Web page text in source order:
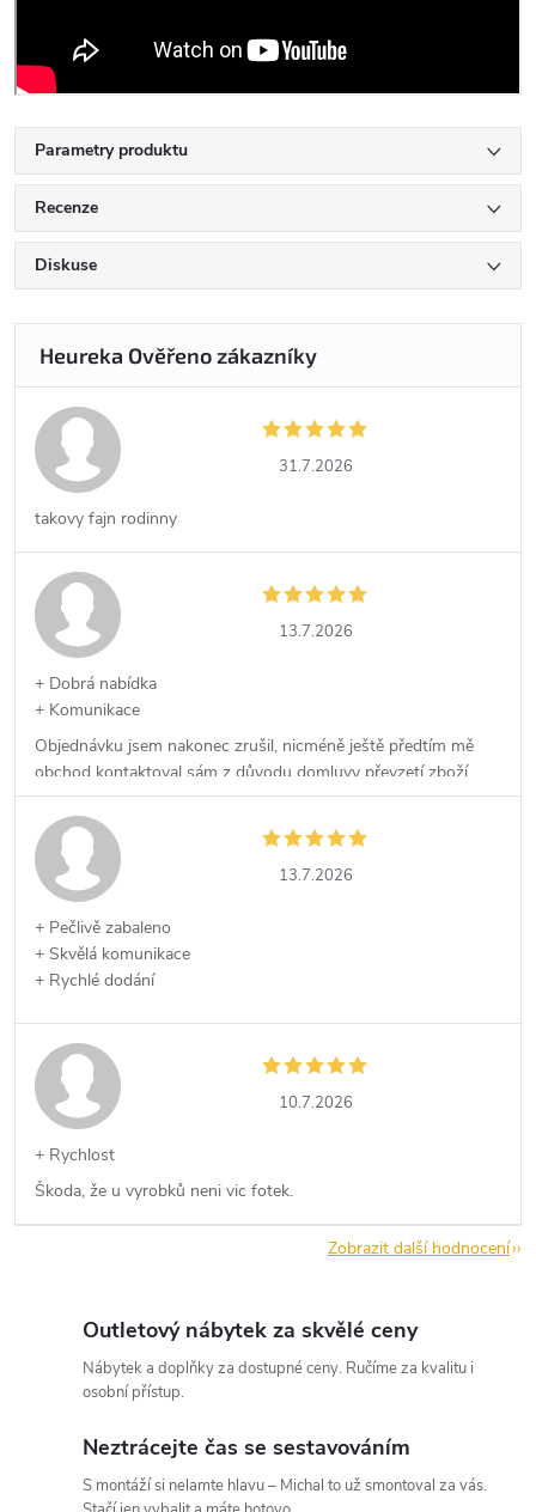
Parametry produktu
Recenze
Diskuse
31.7.2026
takovy fajn rodinny
13.7.2026
+ Dobrá nabídka
+ Komunikace
Objednávku jsem nakonec zrušil, nicméně ještě předtím mě
obchod kontaktoval sám z důvodu domluvy převzetí zboží,
což kvituji.
13.7.2026
+ Pečlivě zabaleno
+ Skvělá komunikace
+ Rychlé dodání
10.7.2026
+ Rychlost
Škoda, že u vyrobků neni vic fotek.
Zobrazit další hodnocení
Outletový nábytek za skvělé ceny
Nábytek a doplňky za dostupné ceny. Ručíme za kvalitu i
osobní přístup.
Neztrácejte čas se sestavováním
S montáží si nelamte hlavu – Michal to už smontoval za vás.